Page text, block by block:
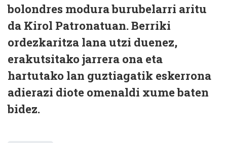
bolondres modura burubelarri aritu
da Kirol Patronatuan. Berriki
ordezkaritza lana utzi duenez,
erakutsitako jarrera ona eta
hartutako lan guztiagatik eskerrona
adierazi diote omenaldi xume baten
bidez.